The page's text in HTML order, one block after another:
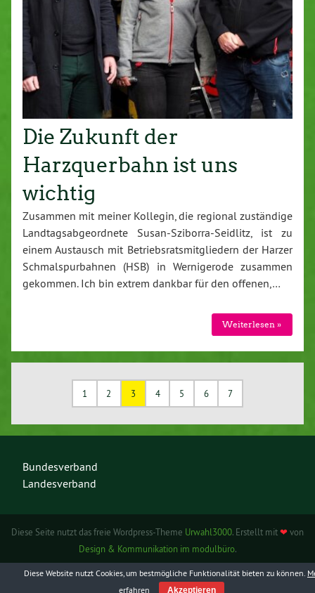
Die Zukunft der
Harzquerbahn ist uns
wichtig
Zusammen mit meiner Kollegin, die regional zuständige
Landtagsabgeordnete Susan-Sziborra-Seidlitz, ist zu
einem Austausch mit Betriebsratsmitgliedern der Harzer
Schmalspurbahnen (HSB) in Wernigerode zusammen
gekommen. Ich bin extrem dankbar für den offenen,…
Weiterlesen »
1 2 3 4 5 6 7
Bundesverband
Landesverband
Diese Seite nutzt das freie Wordpress-Theme Urwahl3000. Erstellt mit❤ von
Design & Kommunikation im modulbüro.
Diese Website nutzt Cookies, um bestmögliche Funktionalität bieten zu können.
erfahren
Akzeptieren